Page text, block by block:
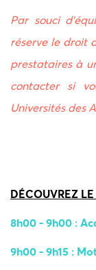
Par souci
réserve le droit
prestataires à
contacter si
Universités des
DÉCOUVREZ
8h00 - 9h00 :
9h00 - 9h15 :